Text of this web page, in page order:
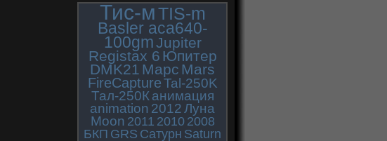
Тис-мTIS-m
Basler aca640-
100gmJupiter
Registax 6 Юпитер
DMK21 Марс Mars
FireCaptureTal-250K
Тал-250К анимация
animation 2012Луна
Moon 2011 2010 2008
БКП GRS Сатурн Saturn